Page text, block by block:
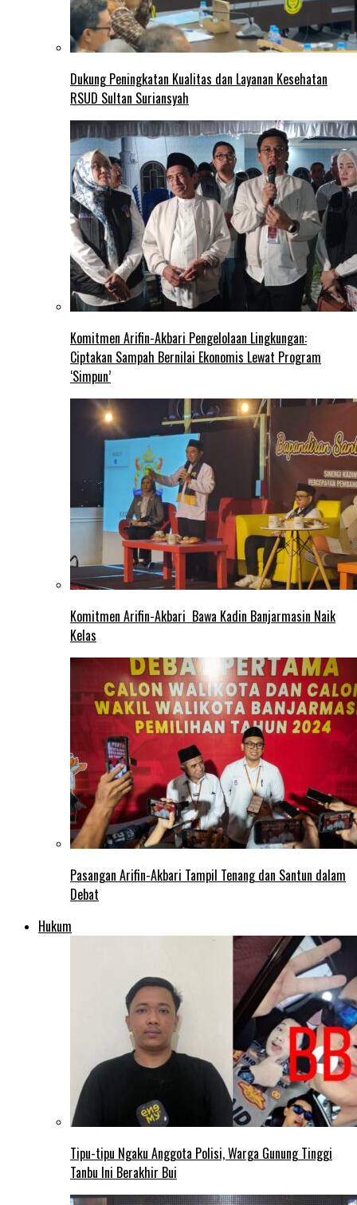
Dukung Peningkatan Kualitas dan Layanan Kesehatan
RSUD Sultan Suriansyah
Komitmen Arifin-Akbari Pengelolaan Lingkungan:
Ciptakan Sampah Bernilai Ekonomis Lewat Program
‘Simpun’
Komitmen Arifin-Akbari Bawa Kadin Banjarmasin Naik
Kelas
Pasangan Arifin-Akbari Tampil Tenang dan Santun dalam
Debat
Hukum
Tipu-tipu Ngaku Anggota Polisi, Warga Gunung Tinggi
Tanbu Ini Berakhir Bui